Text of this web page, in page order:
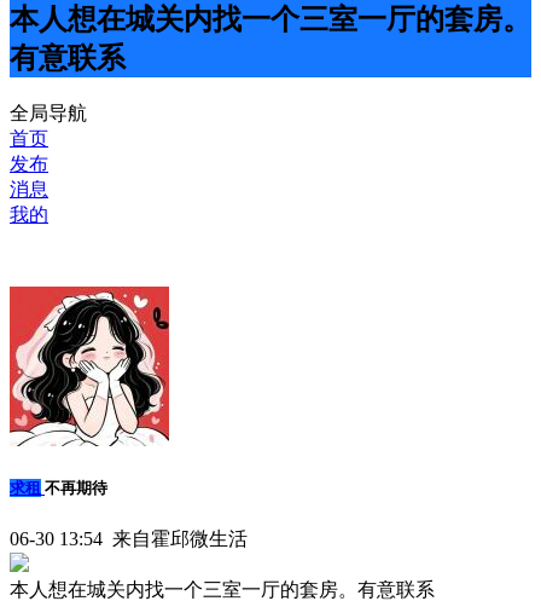
本人想在城关内找一个三室一厅的套房。
有意联系
全局导航
首页
发布
消息
我的
求租 不再期待
06-30 13:54 来自霍邱微生活
本人想在城关内找一个三室一厅的套房。有意联系